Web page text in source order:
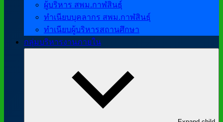
ผู้บริหาร สพม.กาฬสินธุ์
ทำเนียบบุคลากร สพม.กาฬสินธุ์
ทำเนียบผู้บริหารสถานศึกษา
กลุ่มบริหารงานภายใน